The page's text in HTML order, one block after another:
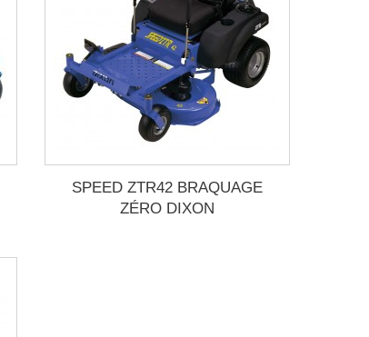
SPEED ZTR42 BRAQUAGE
ZÉRO DIXON